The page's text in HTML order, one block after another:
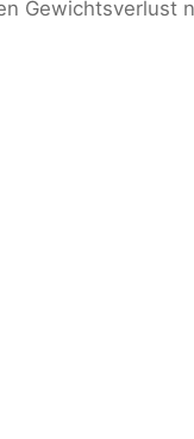
Gewichtsverlust